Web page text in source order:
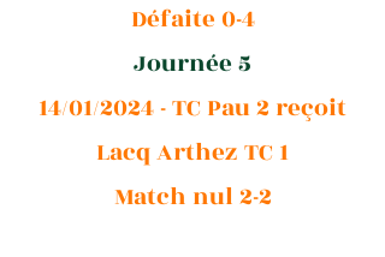
Défaite 0-4
Journée 5
14/01/2024 - TC Pau 2 reçoit
Lacq Arthez TC 1
Match nul 2-2